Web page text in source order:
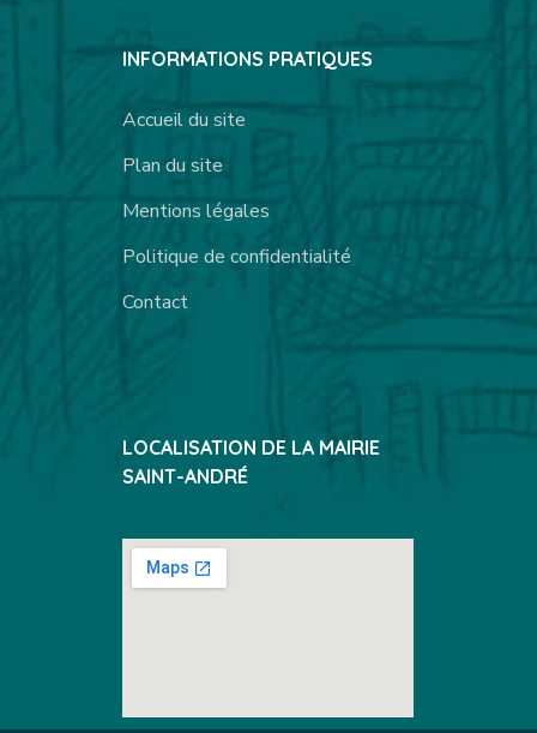
INFORMATIONS PRATIQUES
Accueil du site
Plan du site
Mentions légales
Politique de confidentialité
Contact
LOCALISATION DE LA MAIRIE
SAINT-ANDRÉ